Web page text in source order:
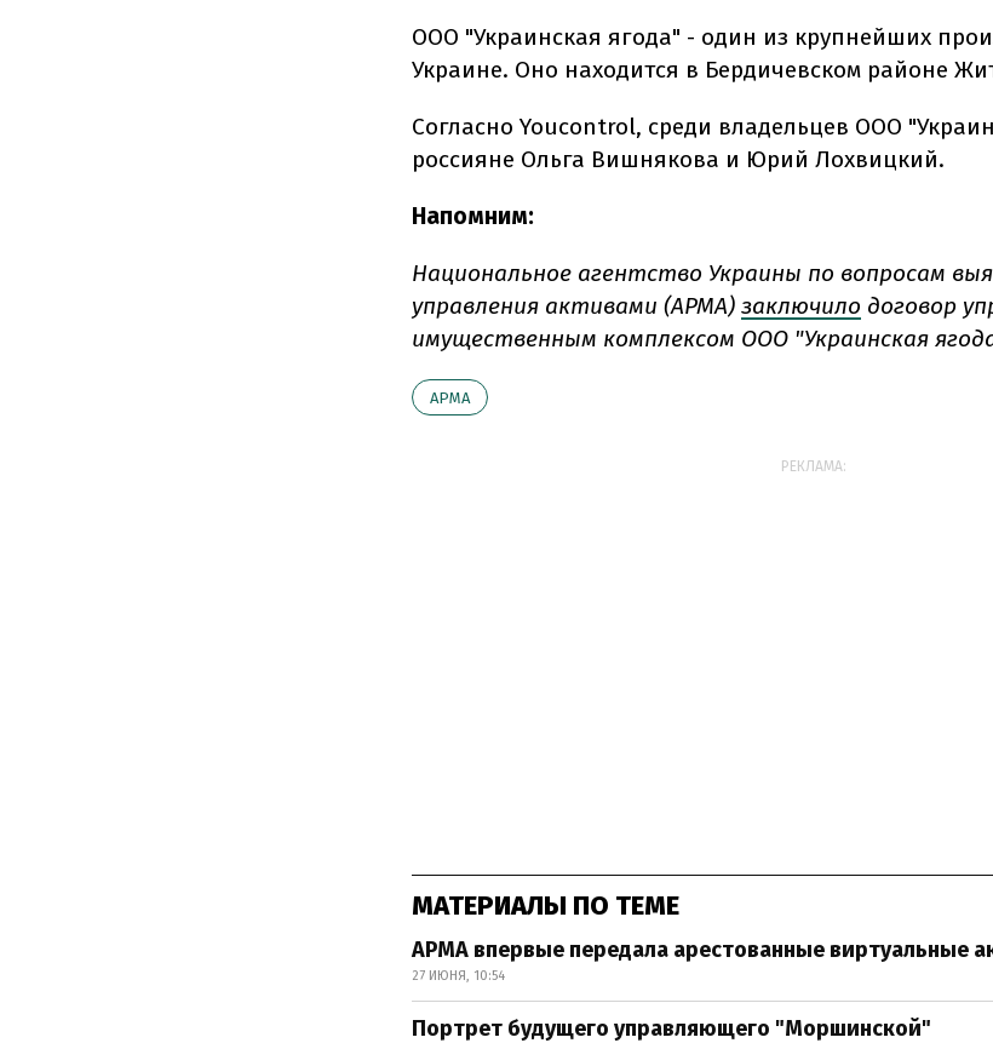
ООО "Украинская ягода" - один из крупнейших
Украине. Оно находится в Бердичевском районе
Согласно Youcontrol, среди владельцев ООО
россияне Ольга Вишнякова и Юрий Лохвицкий.
Напомним:
Национальное агентство Украины по вопросам
управления активами (АРМА) заключило договор
имущественным комплексом ООО "Украинская
АРМА
РЕКЛАМА:
МАТЕРИАЛЫ ПО ТЕМЕ
АРМА впервые передала арестованные виртуальные
27 ИЮНЯ, 10:54
Портрет будущего управляющего "Моршинской"